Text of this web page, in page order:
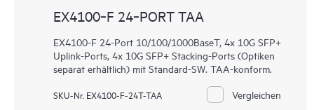
EX4100‑F 24‑PORT TAA
EX4100-F 24-Port 10/100/1000BaseT, 4x 10G SFP+
Uplink-Ports, 4x 10G SFP+ Stacking-Ports (Optiken
separat erhältlich) mit Standard-SW. TAA-konform.
SKU-Nr. EX4100-F-24T-TAA Vergleichen